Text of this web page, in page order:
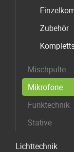
Zubehör
Mischpulte
Mikrofone
Funktechnik
Stative
Lichttechnik